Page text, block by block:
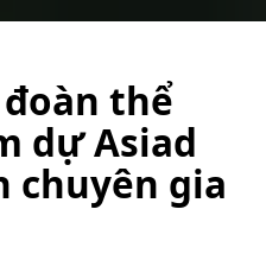
thể
dự Asiad
chuyên gia